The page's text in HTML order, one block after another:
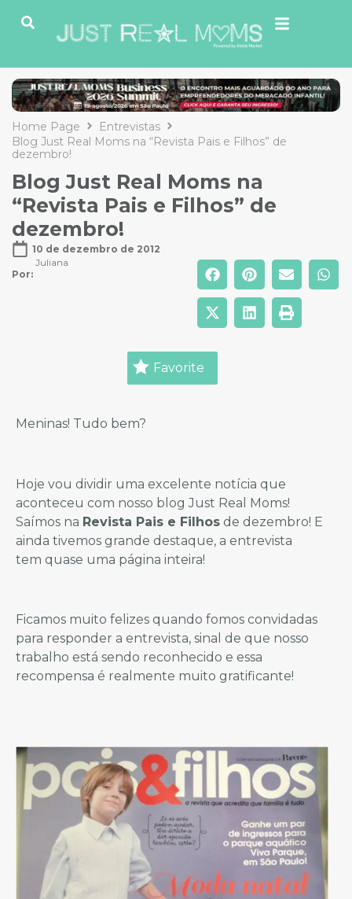
Home Page
Entrevistas
Blog Just Real Moms na “Revista Pais e Filhos” de
dezembro!
Blog Just Real Moms na
“Revista Pais e Filhos” de
dezembro!
10 de dezembro de 2012
Por:
Juliana
Favorite
Meninas! Tudo bem?
Hoje vou dividir uma excelente notícia que
aconteceu com nosso blog Just Real Moms!
Saímos na Revista Pais e Filhos de dezembro! E
ainda tivemos grande destaque, a entrevista
tem quase uma página inteira!
Ficamos muito felizes quando fomos convidadas
para responder a entrevista, sinal de que nosso
trabalho está sendo reconhecido e essa
recompensa é realmente muito gratificante!